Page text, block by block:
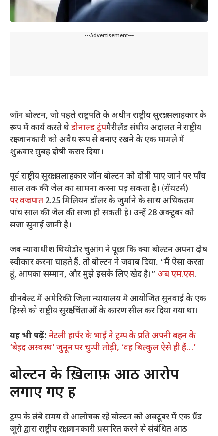
---Advertisement---
जॉन बोल्टन, जो पहले राष्ट्रपति के अधीन राष्ट्रीय सुरक्षा सलाहकार के
रूप में कार्य करते थेडोनाल्ड ट्रंपमैरीलैंड संघीय अदालत ने राष्ट्रीय
रक्षा जानकारी को अवैध रूप से बनाए रखने के एक मामले में
शुक्रवार सुबह दोषी करार दिया।
पूर्व राष्ट्रीय सुरक्षा सलाहकार जॉन बोल्टन को दोषी पाए जाने पर पाँच
साल तक की जेल का सामना करना पड़ सकता है। (रॉयटर्स)
पर वज्रपात 2.25 मिलियन डॉलर के जुर्माने के साथ अधिकतम
पांच साल की जेल की सजा हो सकती है। उन्हें 28 अक्टूबर को
सजा सुनाई जानी है।
जब न्यायाधीश थियोडोर चुआंग ने पूछा कि क्या बोल्टन अपना दोष
स्वीकार करना चाहते हैं, तो बोल्टन ने जवाब दिया, “मैं ऐसा करता
हूं, आपका सम्मान, और मुझे इसके लिए खेद है।” अब एम.एस.
ग्रीनबेल्ट में अमेरिकी जिला न्यायालय में आयोजित सुनवाई के एक
हिस्से को राष्ट्रीय सुरक्षा चिंताओं के कारण सील कर दिया गया था।
यह भी पढ़ें: नेटली हार्पर के भाई ने ट्रम्प के प्रति अपनी बहन के
‘बेहद अस्वस्थ’ जुनून पर चुप्पी तोड़ी, ‘वह बिल्कुल ऐसे ही हैं…’
बोल्टन के ख़िलाफ़ आठ आरोप
लगाए गए हैं
ट्रम्प के लंबे समय से आलोचक रहे बोल्टन को अक्टूबर में एक ग्रैंड
जूरी द्वारा राष्ट्रीय रक्षा जानकारी प्रसारित करने से संबंधित आठ